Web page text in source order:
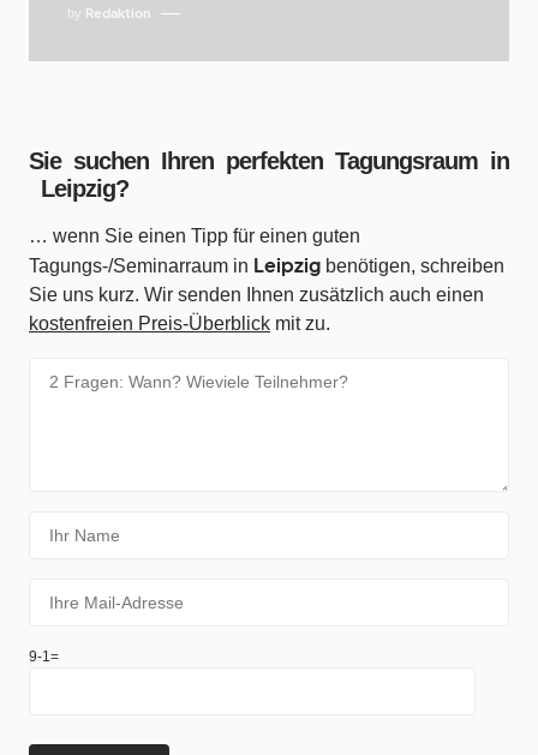
by Redaktion
Sie suchen Ihren perfekten Tagungsraum in
Leipzig?
… wenn Sie einen Tipp für einen guten
Tagungs-/Seminarraum in Leipzig benötigen, schreiben
Sie uns kurz. Wir senden Ihnen zusätzlich auch einen
kostenfreien Preis-Überblick mit zu.
9-1=